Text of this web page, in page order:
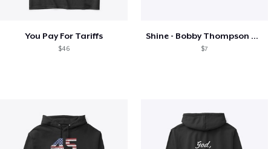
You Pay For Tariffs
$46
Shine - Bobby Thompson Band Merch
$7